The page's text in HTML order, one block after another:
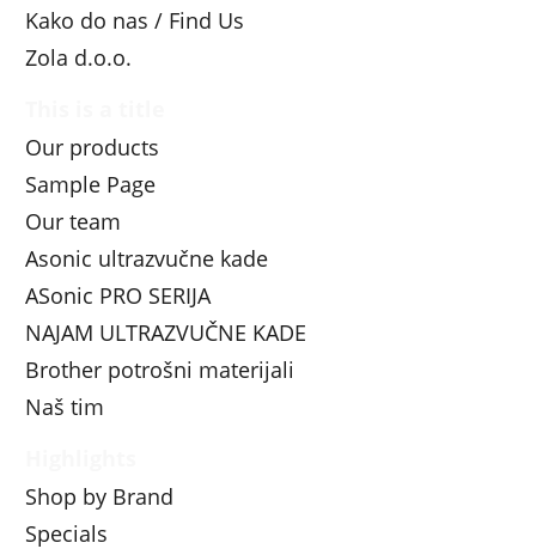
Kako do nas / Find Us
Zola d.o.o.
Our products
Sample Page
Our team
Asonic ultrazvučne kade
ASonic PRO SERIJA
NAJAM ULTRAZVUČNE KADE
Brother potrošni materijali
Naš tim
Shop by Brand
Specials